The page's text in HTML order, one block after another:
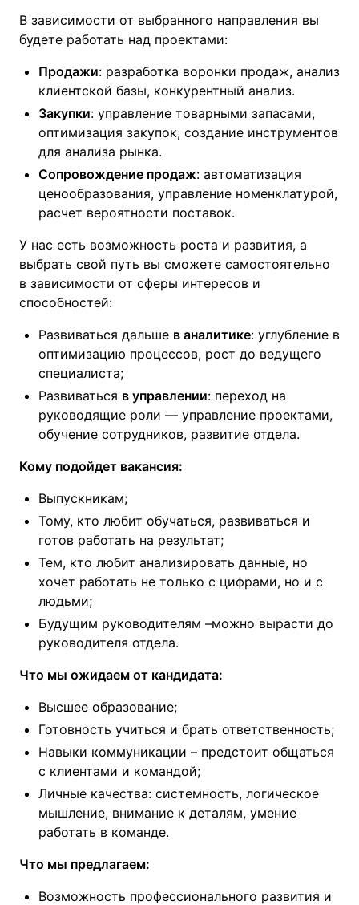
В зависимости от выбранного направления вы
будете работать над проектами:
Продажи: разработка воронки продаж, анализ
клиентской базы, конкурентный анализ.
Закупки: управление товарными запасами,
оптимизация закупок, создание инструментов
для анализа рынка.
Сопровождение продаж: автоматизация
ценообразования, управление номенклатурой,
расчет вероятности поставок.
У нас есть возможность роста и развития, а
выбрать свой путь вы сможете самостоятельно
в зависимости от сферы интересов и
способностей:
Развиваться дальше в аналитике: углубление в
оптимизацию процессов, рост до ведущего
специалиста;
Развиваться в управлении: переход на
руководящие роли — управление проектами,
обучение сотрудников, развитие отдела.
Кому подойдет вакансия:
Выпускникам;
Тому, кто любит обучаться, развиваться и
готов работать на результат;
Тем, кто любит анализировать данные, но
хочет работать не только с цифрами, но и с
людьми;
Будущим руководителям –можно вырасти до
руководителя отдела.
Что мы ожидаем от кандидата:
Высшее образование;
Готовность учиться и брать ответственность;
Навыки коммуникации – предстоит общаться
с клиентами и командой;
Личные качества: системность, логическое
мышление, внимание к деталям, умение
работать в команде.
Что мы предлагаем:
Возможность профессионального развития и